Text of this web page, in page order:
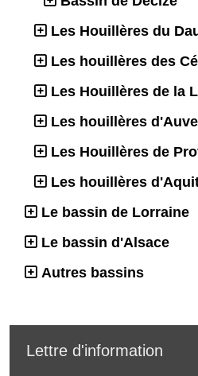
Les Houillères du
Les houillères des
Les Houillères de la
Les houillères
Les Houillères de
Les houillères
Le bassin de Lorraine
Le bassin d'Alsace
Autres bassins
Lettre d'information